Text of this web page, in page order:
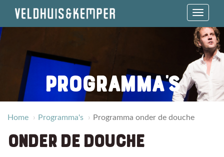
Toggle
PROGRAMMA'S
Home Programma's Programma onder de douche
ONDER DE DOUCHE